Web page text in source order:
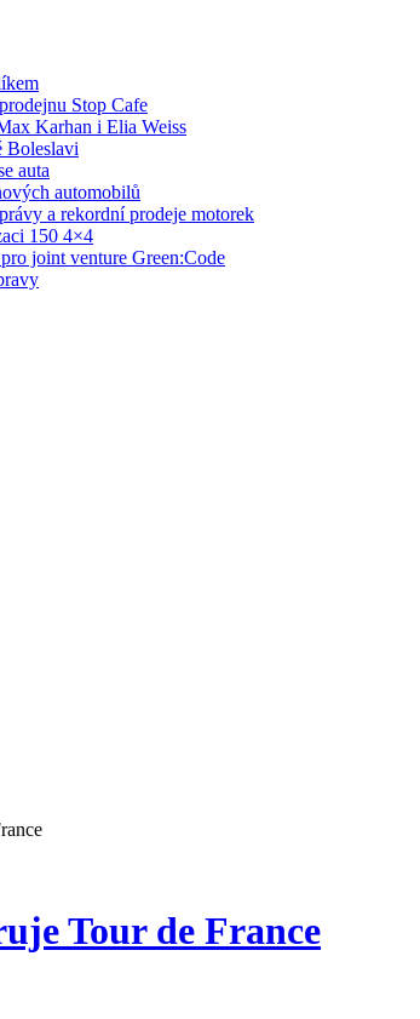
Stop Cafe
Karhan i Elia Weiss
Boleslavi
auta
automobilů
a rekordní prodeje motorek
150 4×4
joint venture Green:Code
Tour de France